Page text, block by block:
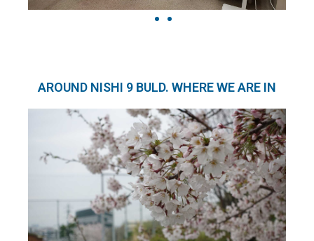
AROUND NISHI 9 BULD. WHERE WE ARE IN